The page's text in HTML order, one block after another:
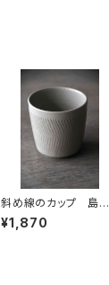
斜め線のカップ 島村
直美
¥1,870